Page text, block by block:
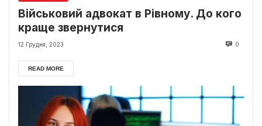
Військовий адвокат в Рівному. До кого
краще звернутися
12 Грудня, 2023 0
READ MORE